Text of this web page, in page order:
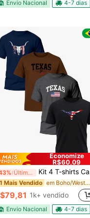
Envio Nacional 4-7 dias
Economize
R$60,09
Últimos 2 dias Kit 4 T-shirts Camisetas Masculina Country Texas Rodeio Peão Trabalho Dia Dia
Mais Vendido em Boho/Western - Estilo Western Camisetas masculi
1k+ vendido
Envio Nacional 4-7 dias